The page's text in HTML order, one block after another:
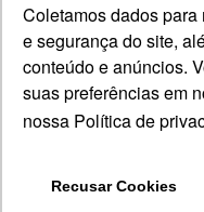
Coletamos dados
e segurança do site,
conteúdo e anúncios.
suas preferências em
nossa Política de
Recusar Cookies
Copyright ©
Sob gestão de:
Cosméticos - CNPJ